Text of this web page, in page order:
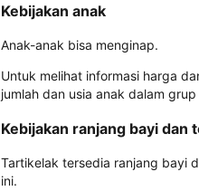
Kebijakan anak
Anak-anak bisa menginap.
Untuk melihat informasi harga
jumlah dan usia anak dalam
Kebijakan ranjang bayi
Tartikelak tersedia ranjang bayi
ini.